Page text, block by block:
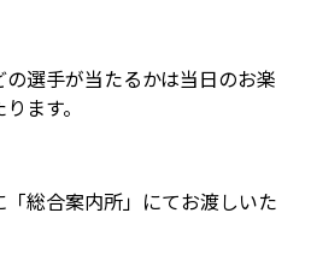
選手が当たるかは当日のお楽
ます。
総合案内所」にてお渡しいた